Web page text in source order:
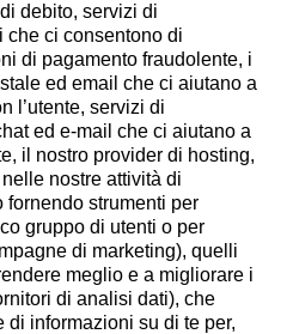
debito, servizi di
che ci consentono di
di pagamento fraudolente, i
ed email che ci aiutano a
l’utente, servizi di
ed e-mail che ci aiutano a
il nostro provider di hosting,
nostre attività di
fornendo strumenti per
gruppo di utenti o per
di marketing), quelli
meglio e a migliorare i
di analisi dati), che
di informazioni su di te per,